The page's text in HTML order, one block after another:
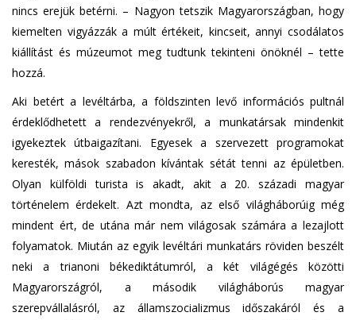
nincs erejük betérni. – Nagyon tetszik Magyarországban, hogy
kiemelten vigyázzák a múlt értékeit, kincseit, annyi csodálatos
kiállítást és múzeumot meg tudtunk tekinteni önöknél – tette
hozzá.
Aki betért a levéltárba, a földszinten levő információs pultnál
érdeklődhetett a rendezvényekről, a munkatársak mindenkit
igyekeztek útbaigazítani. Egyesek a szervezett programokat
keresték, mások szabadon kívántak sétát tenni az épületben.
Olyan külföldi turista is akadt, akit a 20. századi magyar
történelem érdekelt. Azt mondta, az első világháborúig még
mindent ért, de utána már nem világosak számára a lezajlott
folyamatok. Miután az egyik levéltári munkatárs röviden beszélt
neki a trianoni békediktátumról, a két világégés közötti
Magyarországról, a második világháborús magyar
szerepvállalásról, az államszocializmus időszakáról és a